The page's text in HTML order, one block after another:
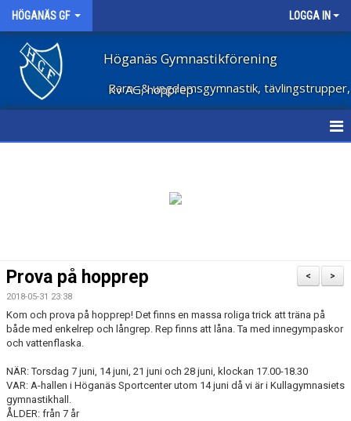
HÖGANÄS GF LOGGA IN
Höganäs Gymnastikförening
Barn- & ungdomsgymnastik, tävlingstrupper, Kv AG, hopprep
FÖRENINGSKLÄDER
VECKOSCHEMA
PROJEKT IP SATSNING
>
<
Prova på hopprep
2018-05-31 23:38
Kom och prova på hopprep! Det finns en massa roliga trick att träna på
både med enkelrep och långrep. Rep finns att låna. Ta med innegympaskor
och vattenflaska.
NÄR: Torsdag 7 juni, 14 juni, 21 juni och 28 juni, klockan 17.00-18.30
VAR: A-hallen i Höganäs Sportcenter utom 14 juni då vi är i Kullagymnasiets
gymnastikhall.
ÅLDER: från 7 år